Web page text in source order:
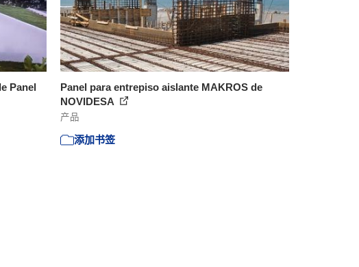
Panel
Panel para entrepiso aislante MAKROS de
NOVIDESA
产品
添加书签